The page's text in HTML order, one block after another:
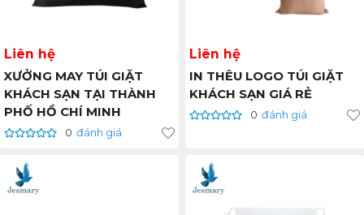
Liên hệ
XƯỞNG MAY TÚI GIẶT
KHÁCH SẠN TẠI THÀNH
PHỐ HỒ CHÍ MINH
0 đánh giá
Liên hệ
IN THÊU LOGO TÚI GIẶT
KHÁCH SẠN GIÁ RẺ
0 đánh giá